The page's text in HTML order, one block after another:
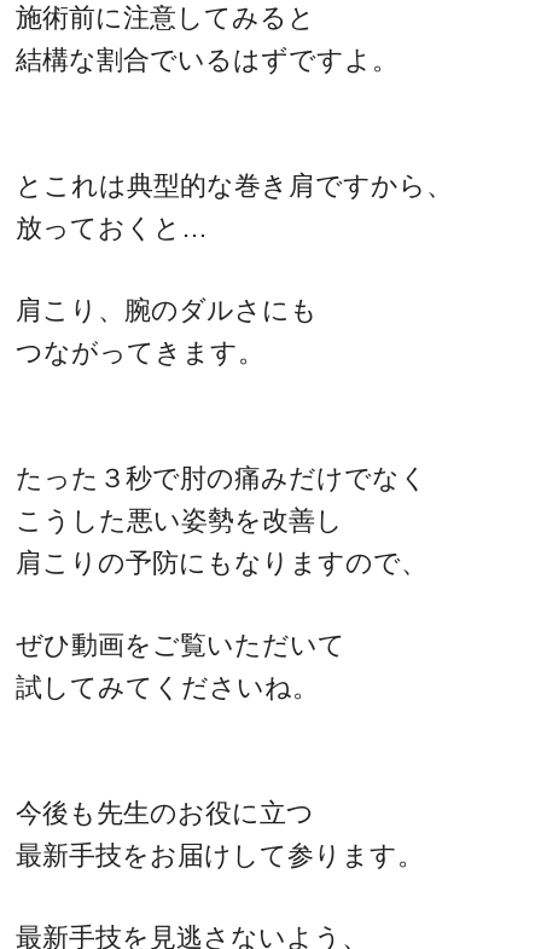
施術前に注意してみると
結構な割合でいるはずですよ。
とこれは典型的な巻き肩ですから、
放っておくと…
肩こり、腕のダルさにも
つながってきます。
たった３秒で肘の痛みだけでなく
こうした悪い姿勢を改善し
肩こりの予防にもなりますので、
ぜひ動画をご覧いただいて
試してみてくださいね。
今後も先生のお役に立つ
最新手技をお届けして参ります。
最新手技を見逃さないよう、